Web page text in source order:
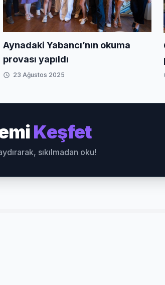
Aynadaki Yabancı’nın okuma
provası yapıldı
23 Ağustos 2025
Keşfet
sıkılmadan oku!